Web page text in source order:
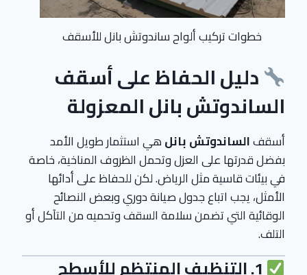
خطوات تركيب ألواح ساندوتش بانل للأسقف
دليل الحفاظ على أسقف
الساندوتش بانل المعزولة
أسقفالساندوتش بانلهي استثمار طويل الأمد
بفضل قدرتها على العزل وتحمل الظروف المناخية، خاصة
في بيئات قاسية مثل الرياض. لكن للحفاظ على أدائها
الأمثل، يجب اتباع جدول صيانة دوري وبعض النصائح
الوقائية التي تضمن سلامة السقف وتحميه من التآكل أو
التلف.